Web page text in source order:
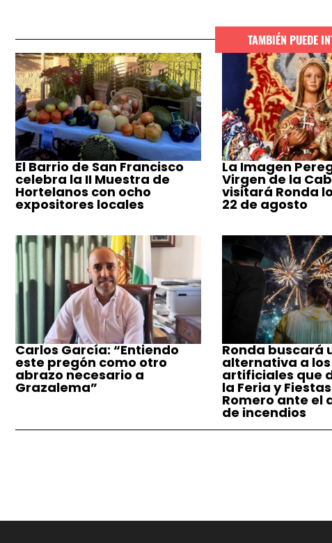
TAMBIÉN PUEDE
El Barrio de San Francisco
celebra la II Muestra de
Hortelanos con ocho
expositores locales
La Imagen
Virgen de la
visitará Ronda
22 de agosto
Carlos García: “Entiendo
este pregón como otro
abrazo necesario a
Grazalema”
Ronda buscará
alternativa a
artificiales que
la Feria y
Romero ante el
de incendios